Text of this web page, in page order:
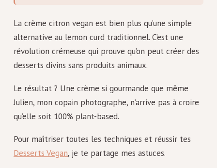
La crème citron vegan est bien plus qu’une simple
alternative au lemon curd traditionnel. C’est une
révolution crémeuse qui prouve qu’on peut créer des
desserts divins sans produits animaux.
Le résultat ? Une crème si gourmande que même
Julien, mon copain photographe, n’arrive pas à croire
qu’elle soit 100% plant-based.
Pour maîtriser toutes les techniques et réussir tes
Desserts Vegan, je te partage mes astuces.